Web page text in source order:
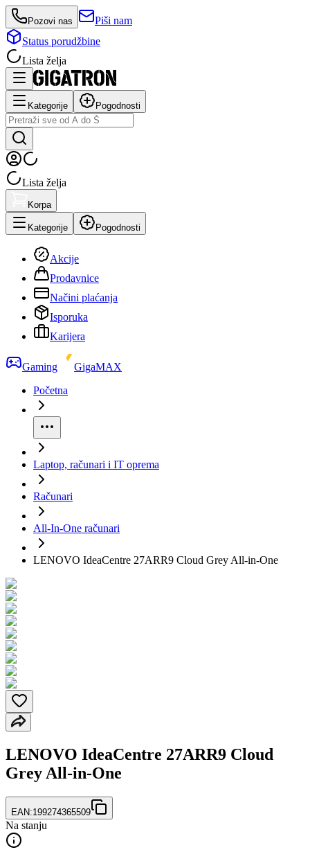
Pozovi nas
Piši nam
Status porudžbine
Lista želja
Kategorije Pogodnosti
Lista želja
Korpa
Kategorije Pogodnosti
Akcije
Prodavnice
Načini plaćanja
Isporuka
Karijera
Gaming
GigaMAX
Početna
Laptop, računari i IT oprema
Računari
All-In-One računari
LENOVO IdeaCentre 27ARR9 Cloud Grey All-in-One
LENOVO IdeaCentre 27ARR9 Cloud
Grey All-in-One
EAN:199274365509
Na stanju